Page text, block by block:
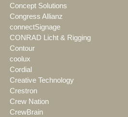
Concept Solutions
Congress Allianz
connectSignage
CONRAD Licht & Rigging
Contour
coolux
Cordial
Creative Technology
Crestron
Crew Nation
CrewBrain